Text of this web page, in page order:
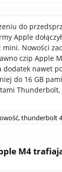
do
Apple
mini. Nowości
czip Apple
dodatek nawet
do 16 GB
,thunderbolt 4
M4